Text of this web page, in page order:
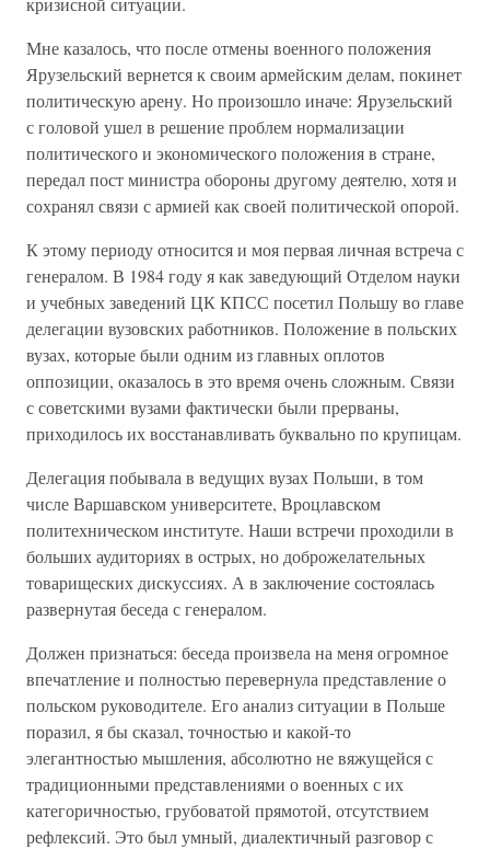
Мне казалось, что после отмены военного положения
Ярузельский вернется к своим армейским делам, покинет
политическую арену. Но произошло иначе: Ярузельский
с головой ушел в решение проблем нормализации
политического и экономического положения в стране,
передал пост министра обороны другому деятелю, хотя и
сохранял связи с армией как своей политической опорой.
К этому периоду относится и моя первая личная встреча с
генералом. В 1984 году я как заведующий Отделом науки
и учебных заведений ЦК КПСС посетил Польшу во главе
делегации вузовских работников. Положение в польских
вузах, которые были одним из главных оплотов
оппозиции, оказалось в это время очень сложным. Связи
с советскими вузами фактически были прерваны,
приходилось их восстанавливать буквально по крупицам.
Делегация побывала в ведущих вузах Польши, в том
числе Варшавском университете, Вроцлавском
политехническом институте. Наши встречи проходили в
больших аудиториях в острых, но доброжелательных
товарищеских дискуссиях. А в заключение состоялась
развернутая беседа с генералом.
Должен признаться: беседа произвела на меня огромное
впечатление и полностью перевернула представление о
польском руководителе. Его анализ ситуации в Польше
поразил, я бы сказал, точностью и какой-то
элегантностью мышления, абсолютно не вяжущейся с
традиционными представлениями о военных с их
категоричностью, грубоватой прямотой, отсутствием
рефлексий. Это был умный, диалектичный разговор с